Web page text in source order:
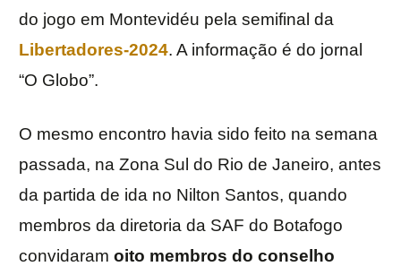
do jogo em Montevidéu pela semifinal da
Libertadores-2024. A informação é do jornal
“O Globo”.
O mesmo encontro havia sido feito na semana
passada, na Zona Sul do Rio de Janeiro, antes
da partida de ida no Nilton Santos, quando
membros da diretoria da SAF do Botafogo
convidaram oito membros do conselho